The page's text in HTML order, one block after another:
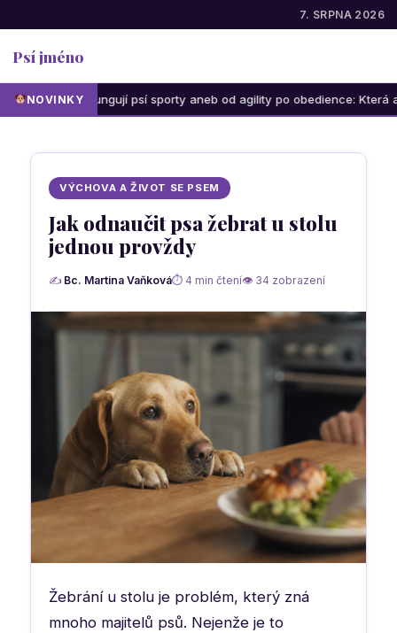
7. SRPNA 2026
Psí jméno
NOVINKY
Jak fungují psí sporty aneb od agility po obedience: Která aktivita
VÝCHOVA A ŽIVOT SE PSEM
Jak odnaučit psa žebrat u stolu
jednou provždy
✍ Bc. Martina Vaňková⏱ 4 min čtení👁 34 zobrazení
Žebrání u stolu je problém, který zná
mnoho majitelů psů. Nejenže je to